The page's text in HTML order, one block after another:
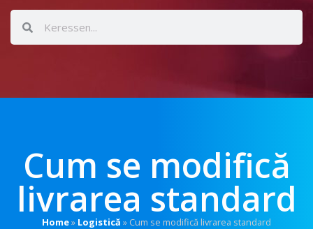
Cum se modifică
livrarea standard
Home» Logistică » Cum se modifică livrarea standard